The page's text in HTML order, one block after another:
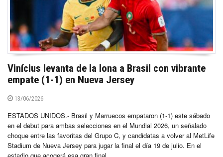
Vinícius levanta de la lona a Brasil con vibrante
empate (1-1) en Nueva Jersey
13/06/2026
ESTADOS UNIDOS.- Brasil y Marruecos empataron (1-1) este sábado
en el debut para ambas selecciones en el Mundial 2026, un señalado
choque entre las favoritas del Grupo C, y candidatas a volver al MetLife
Stadium de Nueva Jersey para jugar la final el día 19 de julio. En el